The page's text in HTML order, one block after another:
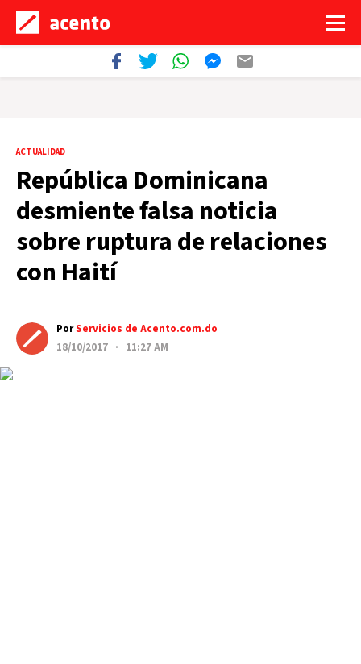
ACTUALIDAD
República Dominicana
desmiente falsa noticia
sobre ruptura de relaciones
con Haití
PorServicios de Acento.com.do
18/10/2017 · 11:27 AM